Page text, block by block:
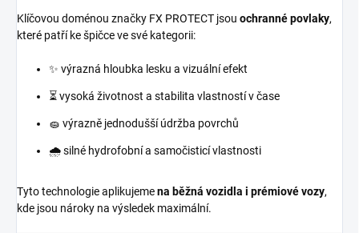
Klíčovou doménou značky FX PROTECT jsou ochranné povlaky,
které patří ke špičce ve své kategorii:
✨ výrazná hloubka lesku a vizuální efekt
⏳ vysoká životnost a stabilita vlastností v čase
🧽 výrazně jednodušší údržba povrchů
🌧️ silné hydrofobní a samočisticí vlastnosti
Tyto technologie aplikujemena běžná vozidla i prémiové vozy,
kde jsou nároky na výsledek maximální.